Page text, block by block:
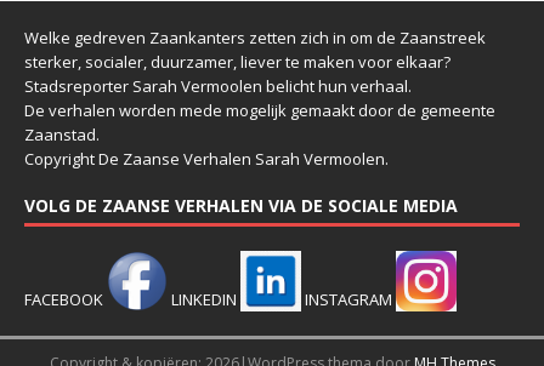
Welke gedreven Zaankanters zetten zich in om de Zaanstreek
sterker, socialer, duurzamer, liever te maken voor elkaar?
Stadsreporter Sarah Vermoolen belicht hun verhaal.
De verhalen worden mede mogelijk gemaakt door de gemeente
Zaanstad.
Copyright De Zaanse Verhalen Sarah Vermoolen.
VOLG DE ZAANSE VERHALEN VIA DE SOCIALE MEDIA
FACEBOOK LINKEDIN INSTAGRAM